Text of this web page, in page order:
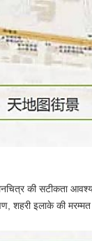
की सटीकता
शहरी इलाके की